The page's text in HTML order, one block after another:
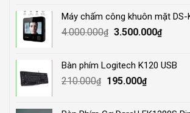
3.500.000₫.
Máy chấm công khuôn mặt DS-
4.000.000₫ Original
4.000.000₫.
3.500.000₫Current
Bàn phím Logitech K120 USB
210.000₫
Original
195.000₫Current